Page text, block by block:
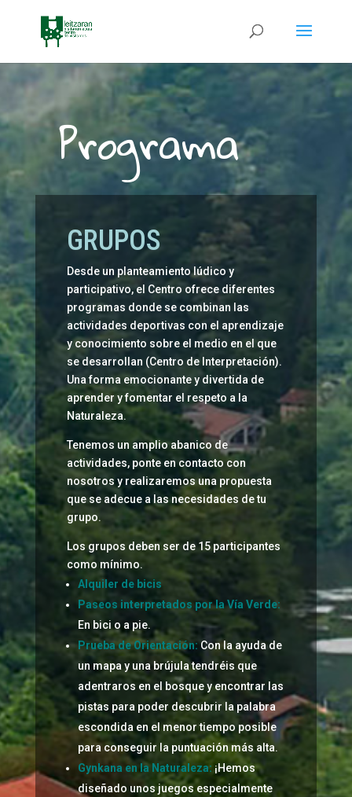
Programa
GRUPOS
Desde un planteamiento lúdico y
participativo, el Centro ofrece diferentes
programas donde se combinan las
actividades deportivas con el aprendizaje
y conocimiento sobre el medio en el que
se desarrollan (Centro de Interpretación).
Una forma emocionante y divertida de
aprender y fomentar el respeto a la
Naturaleza.
Tenemos un amplio abanico de
actividades, ponte en contacto con
nosotros y realizaremos una propuesta
que se adecue a las necesidades de tu
grupo.
Los grupos deben ser de 15 participantes
como mínimo.
Alquiler de bicis
Paseos interpretados por la Vía Verde:
En bici o a pie.
Prueba de Orientación: Con la ayuda de
un mapa y una brújula tendréis que
adentraros en el bosque y encontrar las
pistas para poder descubrir la palabra
escondida en el menor tiempo posible
para conseguir la puntuación más alta.
Gynkana en la Naturaleza: ¡Hemos
diseñado unos juegos especialmente